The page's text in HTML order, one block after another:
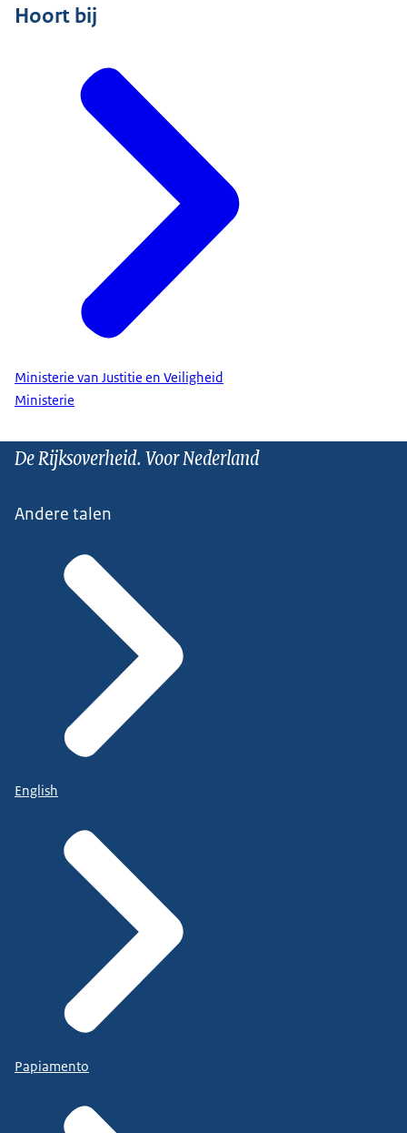
Hoort bij
Ministerie van Justitie en Veiligheid
Ministerie
De Rijksoverheid. Voor Nederland
Andere talen
English
Papiamento